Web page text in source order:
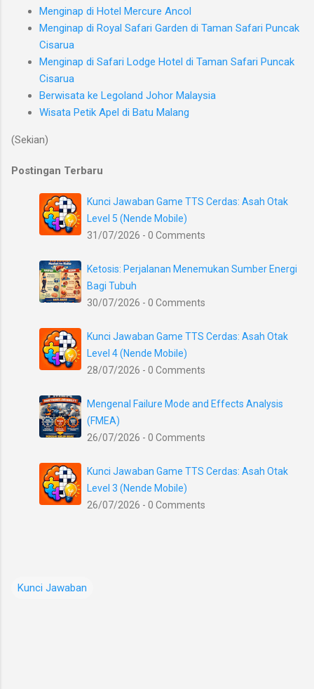
Menginap di Hotel Mercure Ancol
Menginap di Royal Safari Garden di Taman Safari Puncak
Cisarua
Menginap di Safari Lodge Hotel di Taman Safari Puncak
Cisarua
Berwisata ke Legoland Johor Malaysia
Wisata Petik Apel di Batu Malang
(Sekian)
Postingan Terbaru
Kunci Jawaban Game TTS Cerdas: Asah Otak
Level 5 (Nende Mobile)
31/07/2026 - 0 Comments
Ketosis: Perjalanan Menemukan Sumber Energi
Bagi Tubuh
30/07/2026 - 0 Comments
Kunci Jawaban Game TTS Cerdas: Asah Otak
Level 4 (Nende Mobile)
28/07/2026 - 0 Comments
Mengenal Failure Mode and Effects Analysis
(FMEA)
26/07/2026 - 0 Comments
Kunci Jawaban Game TTS Cerdas: Asah Otak
Level 3 (Nende Mobile)
26/07/2026 - 0 Comments
Kunci Jawaban